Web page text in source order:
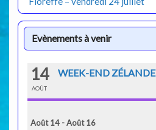
Evènements à venir
14
AOÛT
WEEK-END ZÉLANDE
Août 14 - Août 16